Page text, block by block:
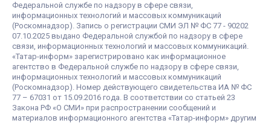
Федеральной службе по надзору в сфере связи,
информационных технологий и массовых коммуникаций
(Роскомнадзор). Запись о регистрации СМИ ЭЛ № ФС 77 - 90202
07.10.2025 выдано Федеральной службой по надзору в сфере
связи, информационных технологий и массовых коммуникаций.
«Татар-информ» зарегистрировано как информационное
агентство в Федеральной службе по надзору в сфере связи,
информационных технологий и массовых коммуникаций
(Роскомнадзор). Номер действующего свидетельства ИА № ФС
77 – 67031 от 15.09.2016 года. В соответствии со статьей 23
Закона РФ «О СМИ» при распространении сообщений и
материалов информационного агентства «Татар-информ» другим